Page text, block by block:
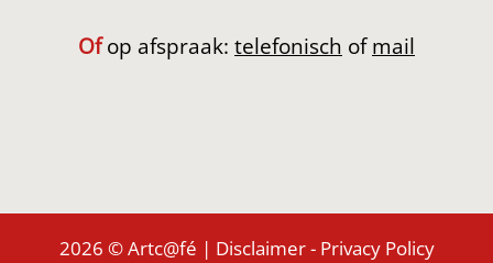
Ofop afspraak: telefonisch ofmail
2026 © Artc@fé | Disclaimer- Privacy Policy